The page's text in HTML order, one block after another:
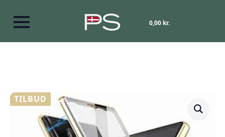
0,00 kr.
TILBUD